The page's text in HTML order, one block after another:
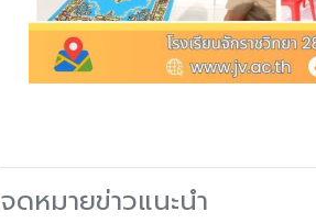
จดหมายข่าวแนะนำ